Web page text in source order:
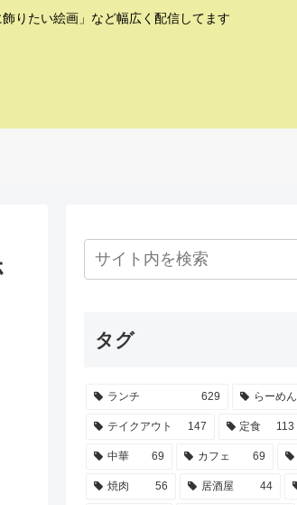
りたい絵画」など幅広く配信してます
タグ
ランチ 629 らーめん
テイクアウト 147 定食 113
中華 69 カフェ 69
焼肉 56 居酒屋 44